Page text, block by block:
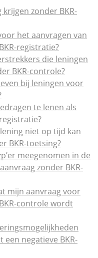
krijgen zonder BKR-
het aanvragen van
registratie?
die leningen
BKR-controle?
bij leningen voor
te lenen als
niet op tijd kan
BKR-toetsing?
meegenomen in de
zonder BKR-
mijn aanvraag voor
controle wordt
een negatieve BKR-